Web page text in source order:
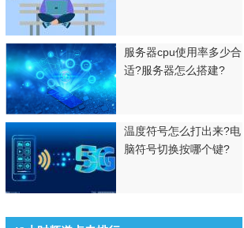
服务器cpu使用率多少合
适?服务器怎么搭建?
温度符号怎么打出来?电
脑符号切换按哪个键?